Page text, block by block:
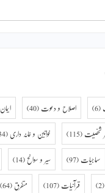
(6) اصلاح و دعوت (40) ایمان
شخصیت (115) خواتین و خانہ داری (34)
سماجیات (97) سیر و سوانح (14)
(2) قرآنیات (107) متفرق (64)